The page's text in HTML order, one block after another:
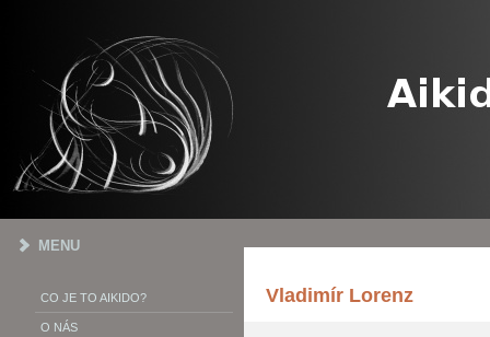
Vladimír Lorenz
MENU
CO JE TO AIKIDO?
O NÁS